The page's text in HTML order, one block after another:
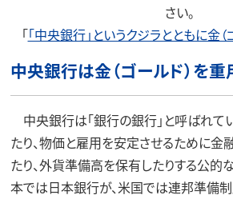
さい。
「「中央銀行」というクジラとともに金
中央銀行は金（ゴールド）を重
中央銀行は「銀行の銀行」と呼ばれて
たり、物価と雇用を安定させるために金
たり、外貨準備高を保有したりする公的
本では日本銀行が、米国では連邦準備制